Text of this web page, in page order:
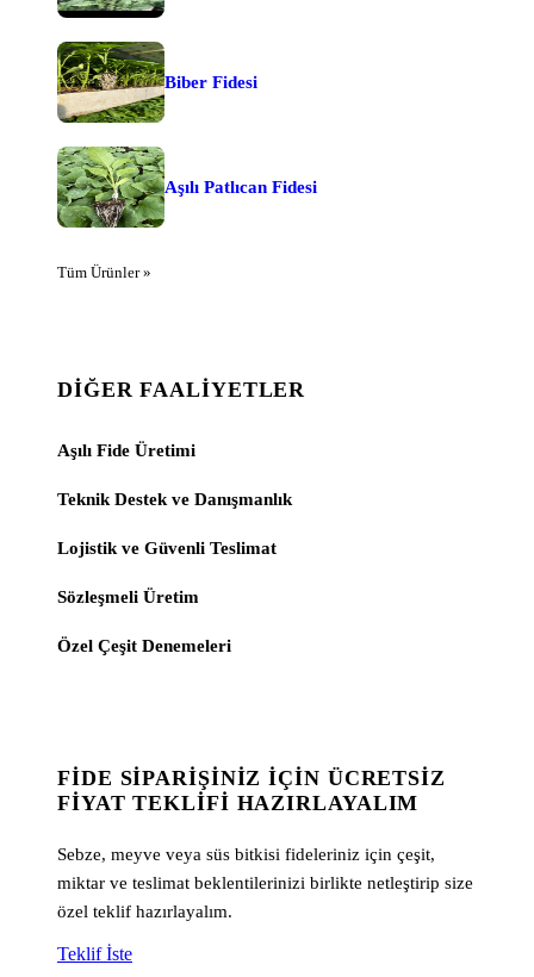
Biber Fidesi
Aşılı Patlıcan Fidesi
Tüm Ürünler »
DIĞER FAALIYETLER
Aşılı Fide Üretimi
Teknik Destek ve Danışmanlık
Lojistik ve Güvenli Teslimat
Sözleşmeli Üretim
Özel Çeşit Denemeleri
FIDE SIPARIŞINIZ İÇIN ÜCRETSIZ
FIYAT TEKLIFI HAZIRLAYALIM
Sebze, meyve veya süs bitkisi fideleriniz için çeşit,
miktar ve teslimat beklentilerinizi birlikte netleştirip size
özel teklif hazırlayalım.
Teklif İste